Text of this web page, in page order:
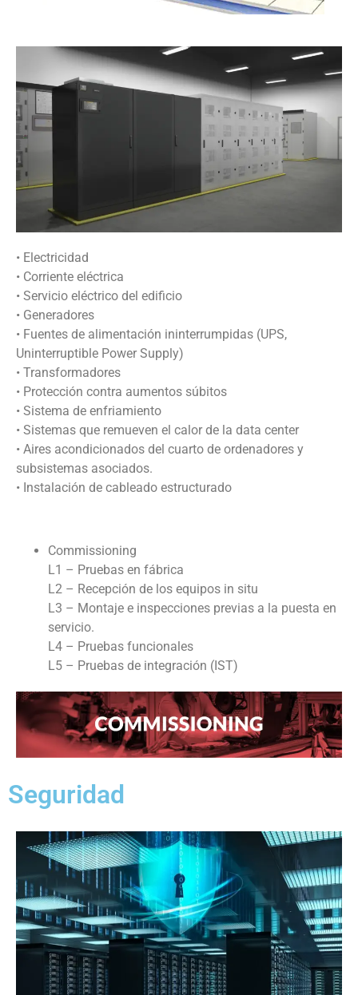
• Electricidad
• Corriente eléctrica
• Servicio eléctrico del edificio
• Generadores
• Fuentes de alimentación ininterrumpidas (UPS,
Uninterruptible Power Supply)
• Transformadores
• Protección contra aumentos súbitos
• Sistema de enfriamiento
• Sistemas que remueven el calor de la data center
• Aires acondicionados del cuarto de ordenadores y
subsistemas asociados.
• Instalación de cableado estructurado
Commissioning
L1 – Pruebas en fábrica
L2 – Recepción de los equipos in situ
L3 – Montaje e inspecciones previas a la puesta en
servicio.
L4 – Pruebas funcionales
L5 – Pruebas de integración (IST)
Seguridad